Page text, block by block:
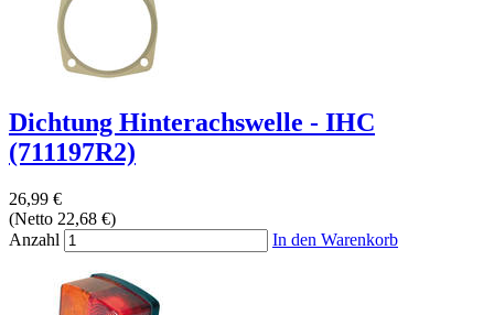
Dichtung Hinterachswelle - IHC
(711197R2)
26,99 €
(Netto 22,68 €)
Anzahl
In den Warenkorb